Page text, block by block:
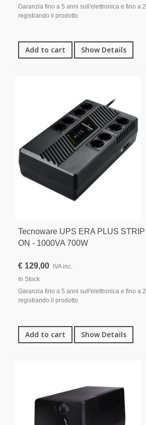
Garanzia fino a 5 anni sull'elettronica e fino a
registrando il prodotto
Add to cart Show Details
Tecnoware UPS ERA PLUS
ON - 1000VA 700W
€ 129,00 IVA inc.
In Stock
Garanzia fino a 5 anni sull'elettronica e fino a
registrando il prodotto
Add to cart Show Details